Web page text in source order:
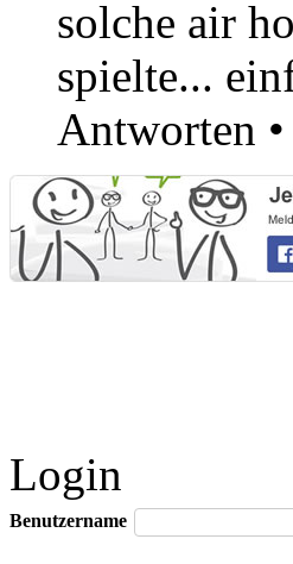
solche air
spielte...
Antworten •
Login
Benutzername